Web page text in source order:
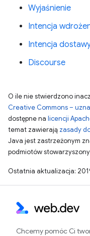
Wyjaśnienie
Intencja
Intencja
Discourse
O ile nie stwierdzono
Creative Commons –
dostępne na licencji
temat zawierają zasady
Java jest zastrzeżonym
podmiotów
Ostatnia aktualizacja:
Chcemy pomóc Ci